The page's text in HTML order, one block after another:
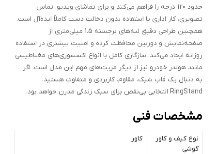
حدود 120 درجه را فراهم می‌کند و برای تماشای ویدیو، تماس
تصویری، کار اداری یا استفاده بدون دخالت دست کاملاً ایده‌آل است.
همچنین طراحی دقیق لبه‌های برجسته 1.5 میلی‌متری از
صفحه‌نمایش و دوربین محافظت کرده و امنیت بیشتری در استفاده
روزانه ایجاد می‌کند. سازگاری کامل با انواع اکسسوری‌های مغناطیسی
مانند هولدر خودرو نیز از دیگر مزیت‌های مهم این مدل است. اگر
به دنبال یک قاب شیک، مقاوم، کاربردی و متفاوت هستید،
RingStand انتخابی بی‌نقص برای سبک زندگی مدرن خواهد بود.
مشخصات فنی
نوع کیف و کاور
گوشی
کاور